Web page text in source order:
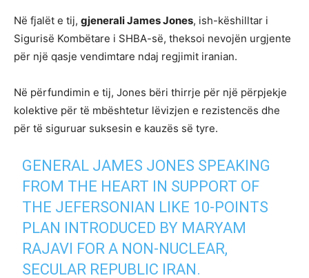
Në fjalët e tij, gjenerali James Jones, ish-këshilltar i
Sigurisë Kombëtare i SHBA-së, theksoi nevojën urgjente
për një qasje vendimtare ndaj regjimit iranian.
Në përfundimin e tij, Jones bëri thirrje për një përpjekje
kolektive për të mbështetur lëvizjen e rezistencës dhe
për të siguruar suksesin e kauzës së tyre.
GENERAL JAMES JONES SPEAKING
FROM THE HEART IN SUPPORT OF
THE JEFERSONIAN LIKE 10-POINTS
PLAN INTRODUCED BY MARYAM
RAJAVI FOR A NON-NUCLEAR,
SECULAR REPUBLIC IRAN.